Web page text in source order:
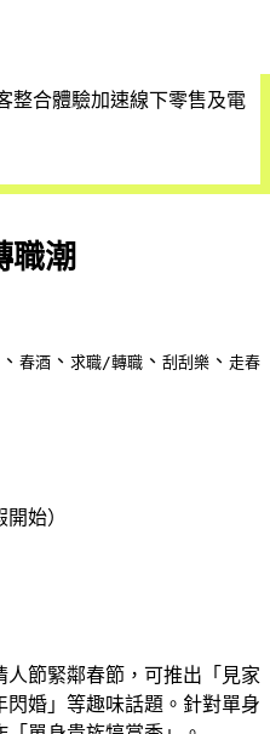
整合體驗加速線下零售及電
職潮
、 春酒 、 求職/轉職 、 刮刮樂 、 走春
始）
人節緊鄰春節，可推出「見家
閃婚」等趣味話題。針對單身